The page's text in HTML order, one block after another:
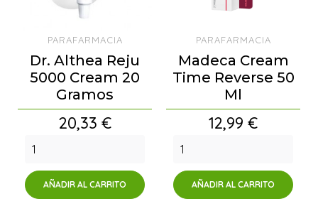
PARAFARMACIA
Dr. Althea Reju
5000 Cream 20
Gramos
Precio
20,33 €
AÑADIR AL CARRITO
PARAFARMACIA
Madeca Cream
Time Reverse 50
Ml
Precio
12,99 €
AÑADIR AL CARRITO